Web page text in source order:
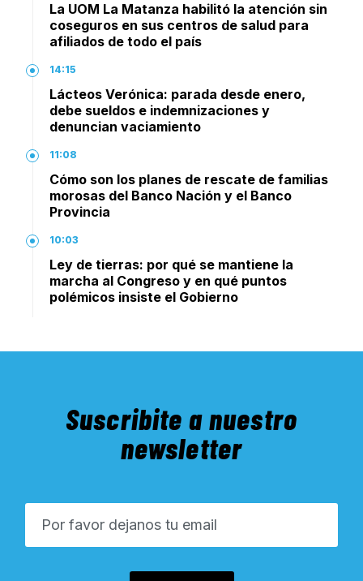
La UOM La Matanza habilitó la atención sin
coseguros en sus centros de salud para
afiliados de todo el país
14:15
Lácteos Verónica: parada desde enero,
debe sueldos e indemnizaciones y
denuncian vaciamiento
11:08
Cómo son los planes de rescate de familias
morosas del Banco Nación y el Banco
Provincia
10:03
Ley de tierras: por qué se mantiene la
marcha al Congreso y en qué puntos
polémicos insiste el Gobierno
Suscribite a nuestro
newsletter